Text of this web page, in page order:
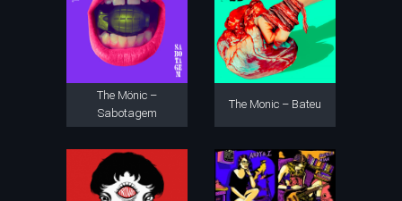
The Mönic –
Sabotagem
The Monic – Bateu